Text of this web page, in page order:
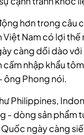
hơn trong câu
Nam có lợi thế
càng dồi dào với
nhập khẩu
ông Phong nói.
Philippines,
- dòng sản phẩm
Quốc ngày càng